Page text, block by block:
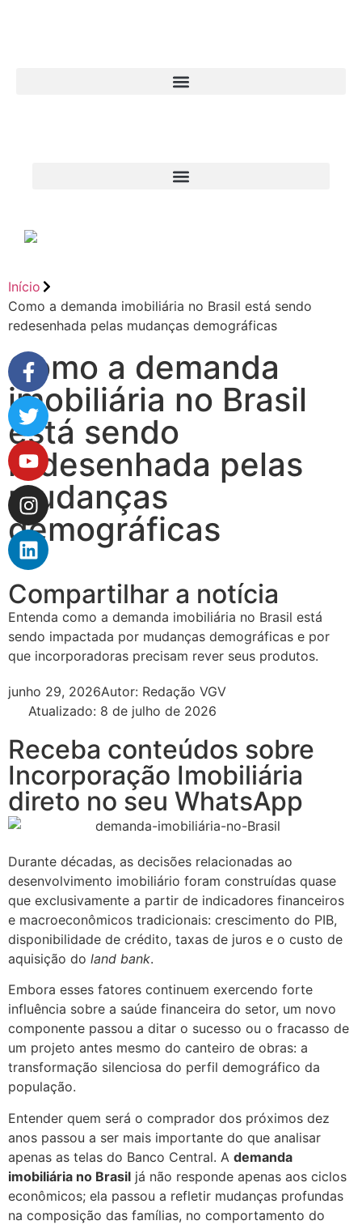
Início
Como a demanda imobiliária no Brasil está sendo
redesenhada pelas mudanças demográficas
Como a demanda
imobiliária no Brasil
está sendo
redesenhada pelas
mudanças
demográficas
Compartilhar a notícia
Entenda como a demanda imobiliária no Brasil está
sendo impactada por mudanças demográficas e por
que incorporadoras precisam rever seus produtos.
junho 29, 2026Autor: Redação VGV
Atualizado: 8 de julho de 2026
Receba conteúdos sobre
Incorporação Imobiliária
direto no seu WhatsApp
Durante décadas, as decisões relacionadas ao
desenvolvimento imobiliário foram construídas quase
que exclusivamente a partir de indicadores financeiros
e macroeconômicos tradicionais: crescimento do PIB,
disponibilidade de crédito, taxas de juros e o custo de
aquisição do land bank.
Embora esses fatores continuem exercendo forte
influência sobre a saúde financeira do setor, um novo
componente passou a ditar o sucesso ou o fracasso de
um projeto antes mesmo do canteiro de obras: a
transformação silenciosa do perfil demográfico da
população.
Entender quem será o comprador dos próximos dez
anos passou a ser mais importante do que analisar
apenas as telas do Banco Central. A demanda
imobiliária no Brasil já não responde apenas aos ciclos
econômicos; ela passou a refletir mudanças profundas
na composição das famílias, no comportamento do